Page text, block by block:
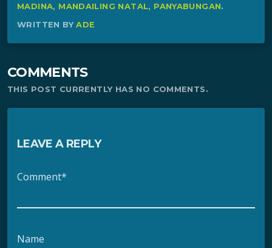
MADINA, MANDAILING NATAL, PANYABUNGAN.
WRITTEN BYADE
COMMENTS
THIS POST CURRENTLY HAS NO COMMENTS.
LEAVE A REPLY
Comment*
Name